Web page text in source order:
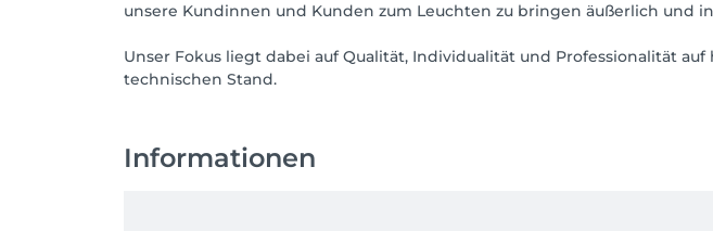
unsere Kundinnen und Kunden zum Leuchten zu bringen äußerlich und
Unser Fokus liegt dabei auf Qualität, Individualität und Professionalität
technischen Stand.
Informationen